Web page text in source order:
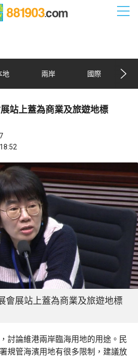
地 兩岸 國際
站上蓋為商業及旅遊地標
會展站上蓋為商業及旅遊地標
討論維港兩岸臨海用地的用途。民
規管海濱用地有很多限制，建議放